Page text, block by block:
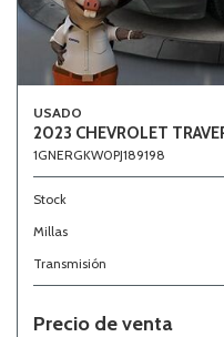
USADO
2023 CHEVROLET
1GNERGKW0PJ189198
Stock
Millas
Transmisión
Precio de venta